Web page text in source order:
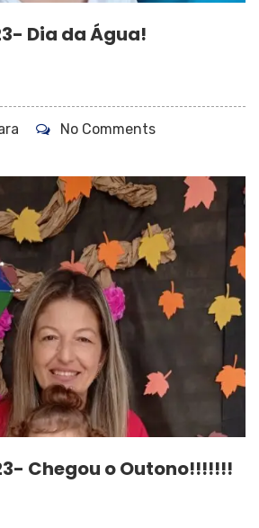
Dia da Água!
No Comments
Chegou o Outono!!!!!!!